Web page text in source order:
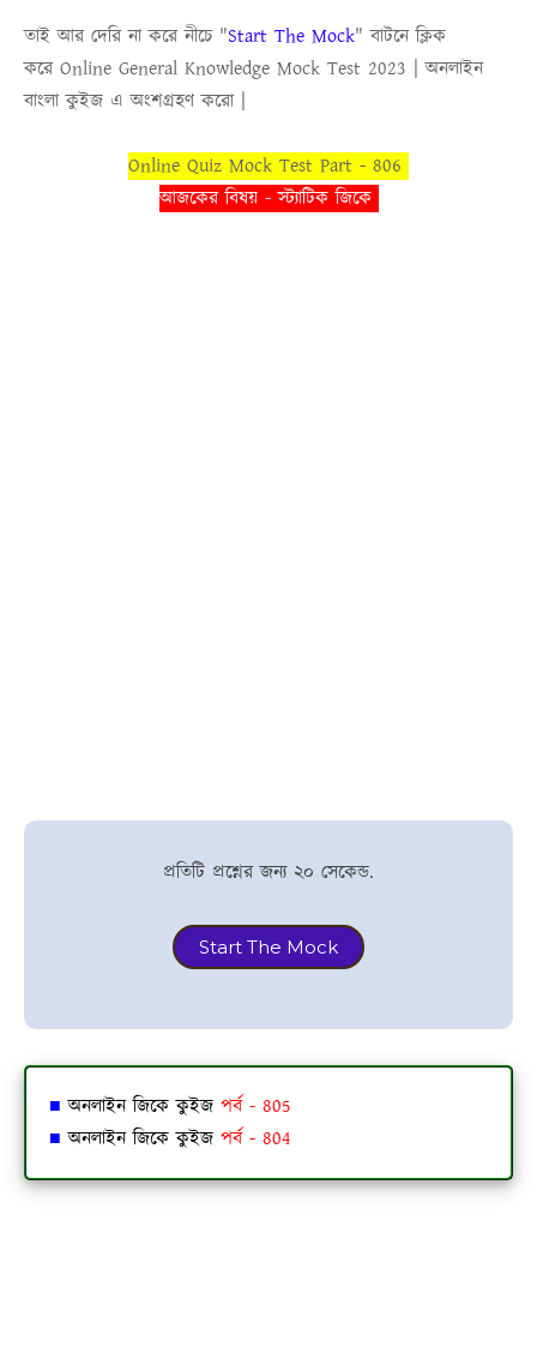
তাই আর দেরি না করে নীচে"Start The Mock" বাটনে ক্লিক
করে Online General Knowledge Mock Test 2023
অনলাইন
বাংলা কুইজ এ অংশগ্রহণ করো |
Online Quiz Mock Test Part - 806
আজকের বিষয় - স্ট্যাটিক জিকে
প্রতিটি প্রশ্নের জন্য ২০ সেকেন্ড.
Start The Mock
■অনলাইন জিকে কুইজ পর্ব - 805
■অনলাইন জিকে কুইজ পর্ব - 804